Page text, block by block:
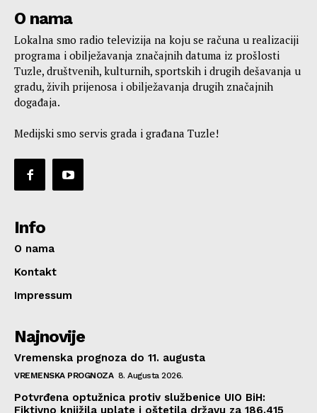
O nama
Lokalna smo radio televizija na koju se računa u realizaciji
programa i obilježavanja značajnih datuma iz prošlosti
Tuzle, društvenih, kulturnih, sportskih i drugih dešavanja u
gradu, živih prijenosa i obilježavanja drugih značajnih
događaja.
Medijski smo servis grada i građana Tuzle!
Info
O nama
Kontakt
Impressum
Najnovije
Vremenska prognoza do 11. augusta
VREMENSKA PROGNOZA 8. Augusta 2026.
Potvrđena optužnica protiv službenice UIO BiH:
Fiktivno knjižila uplate i oštetila državu za 186.415